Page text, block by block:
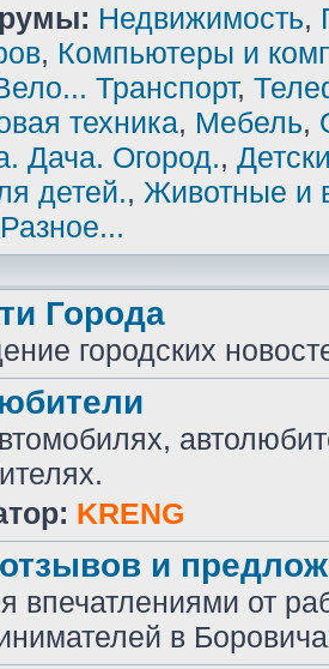
Недвижимость,
, Компьютеры и
Транспорт,
техника, Мебель,
Дача. Огород.,
детей., Животные и
Разное...
Города
городских
KRENG
и
впечатлениями от
в